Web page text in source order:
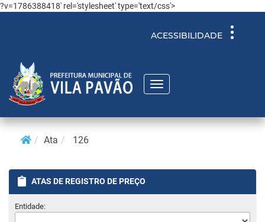
?v=1786388418' rel='stylesheet' type='text/css'>
Toggle
ACESSIBILIDADE
Toggle
navigation
Ata 126
ATAS DE REGISTRO DE PREÇO
Entidade: